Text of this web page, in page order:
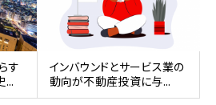
す
...
インバウンドとサービス業の
動向が不動産投資に与...